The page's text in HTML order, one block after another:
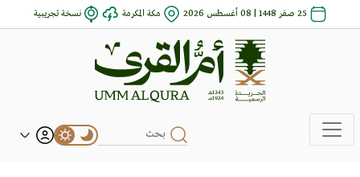
25 صفر 1448 | 08 أغسطس 2026 مكة المكرمة نسخة تجريبية